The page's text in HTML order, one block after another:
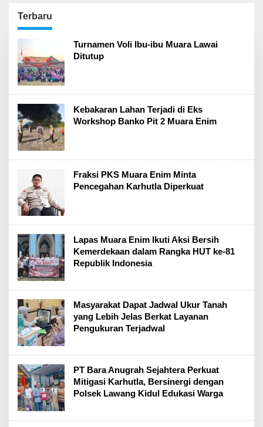
Terbaru
Post
Turnamen Voli Ibu-ibu Muara Lawai
Ditutup
Kebakaran Lahan Terjadi di Eks
Workshop Banko Pit 2 Muara Enim
Fraksi PKS Muara Enim Minta
Pencegahan Karhutla Diperkuat
Lapas Muara Enim Ikuti Aksi Bersih
Kemerdekaan dalam Rangka HUT ke-81
Republik Indonesia
Masyarakat Dapat Jadwal Ukur Tanah
yang Lebih Jelas Berkat Layanan
Pengukuran Terjadwal
PT Bara Anugrah Sejahtera Perkuat
Mitigasi Karhutla, Bersinergi dengan
Polsek Lawang Kidul Edukasi Warga